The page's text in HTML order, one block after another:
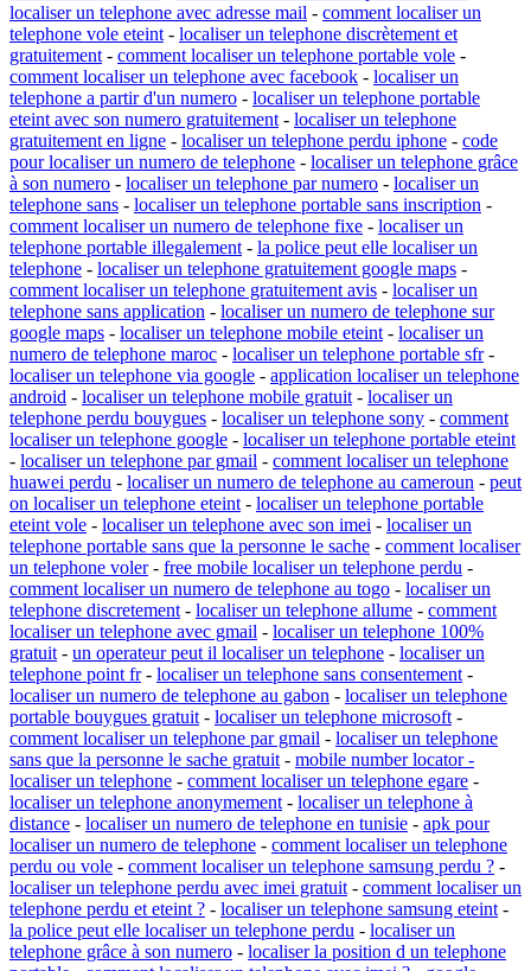
localiser un telephone avec adresse mail - comment localiser un
telephone vole eteint - localiser un telephone discrètement et
gratuitement - comment localiser un telephone portable vole -
comment localiser un telephone avec facebook - localiser un
telephone a partir d'un numero - localiser un telephone portable
eteint avec son numero gratuitement - localiser un telephone
gratuitement en ligne - localiser un telephone perdu iphone - code
pour localiser un numero de telephone - localiser un telephone grâce
à son numero - localiser un telephone par numero - localiser un
telephone sans - localiser un telephone portable sans inscription -
comment localiser un numero de telephone fixe - localiser un
telephone portable illegalement - la police peut elle localiser un
telephone - localiser un telephone gratuitement google maps -
comment localiser un telephone gratuitement avis - localiser un
telephone sans application - localiser un numero de telephone sur
google maps - localiser un telephone mobile eteint - localiser un
numero de telephone maroc - localiser un telephone portable sfr-
localiser un telephone via google - application localiser un telephone
android - localiser un telephone mobile gratuit - localiser un
telephone perdu bouygues - localiser un telephone sony - comment
localiser un telephone google - localiser un telephone portable eteint
- localiser un telephone par gmail - comment localiser un telephone
huawei perdu - localiser un numero de telephone au cameroun - peut
on localiser un telephone eteint - localiser un telephone portable
eteint vole - localiser un telephone avec son imei - localiser un
telephone portable sans que la personne le sache - comment localiser
un telephone voler- free mobile localiser un telephone perdu -
comment localiser un numero de telephone au togo - localiser un
telephone discretement - localiser un telephone allume - comment
localiser un telephone avec gmail - localiser un telephone 100%
gratuit - un operateur peut il localiser un telephone - localiser un
telephone point fr- localiser un telephone sans consentement -
localiser un numero de telephone au gabon - localiser un telephone
portable bouygues gratuit - localiser un telephone microsoft -
comment localiser un telephone par gmail - localiser un telephone
sans que la personne le sache gratuit - mobile number locator -
localiser un telephone - comment localiser un telephone egare -
localiser un telephone anonymement - localiser un telephone à
distance - localiser un numero de telephone en tunisie - apk pour
localiser un numero de telephone - comment localiser un telephone
perdu ou vole - comment localiser un telephone samsung perdu ? -
localiser un telephone perdu avec imei gratuit - comment localiser un
telephone perdu et eteint ? - localiser un telephone samsung eteint -
la police peut elle localiser un telephone perdu - localiser un
telephone grâce à son numero - localiser la position d un telephone